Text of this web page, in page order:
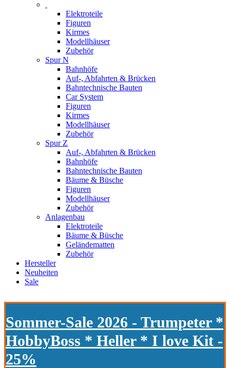
Elektroteile
Figuren
Kirmes
Modellhäuser
Zubehör
Spur N
Bahnhöfe
Auf-, Abfahrten & Brücken
Bahntechnische Bauten
Car System
Figuren
Kirmes
Modellhäuser
Zubehör
Spur Z
Auf-, Abfahrten & Brücken
Bahnhöfe
Bahntechnische Bauten
Bäume & Büsche
Figuren
Modellhäuser
Zubehör
Anlagenbau
Elektroteile
Bäume & Büsche
Geländematten
Zubehör
Hersteller
Neuheiten
Sale
Sommer-Sale 2026 - Trumpeter *
HobbyBoss * Heller * I love Kit -
25%